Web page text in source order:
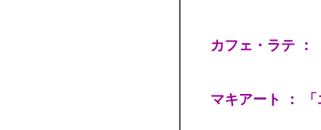
「ミルクフ
カフェ・ラテ ：
およそ「ミ
マキアート ： 「エ